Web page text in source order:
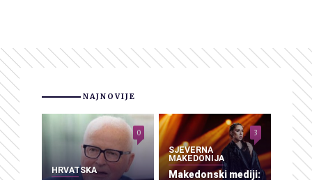
NAJNOVIJE
HRVATSKA
0
SJEVERNA
MAKEDONIJA
Makedonski mediji:
3